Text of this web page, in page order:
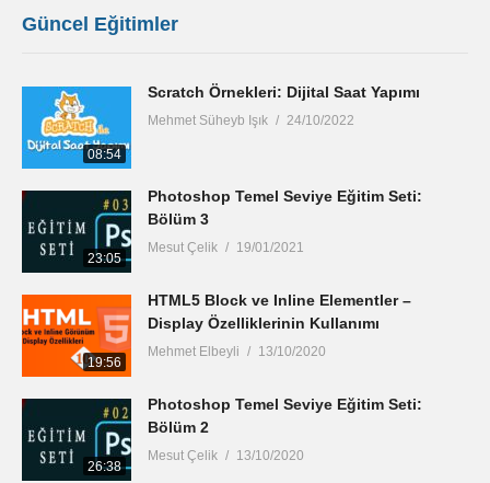
Güncel Eğitimler
08:54
Scratch Örnekleri: Dijital Saat Yapımı
Mehmet Süheyb Işık 24/10/2022
23:05
Photoshop Temel Seviye Eğitim Seti:
Bölüm 3
Mesut Çelik 19/01/2021
19:56
HTML5 Block ve Inline Elementler –
Display Özelliklerinin Kullanımı
Mehmet Elbeyli 13/10/2020
26:38
Photoshop Temel Seviye Eğitim Seti:
Bölüm 2
Mesut Çelik 13/10/2020